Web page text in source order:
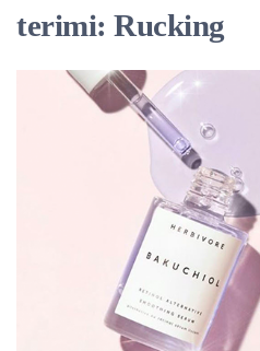
terimi: Rucking